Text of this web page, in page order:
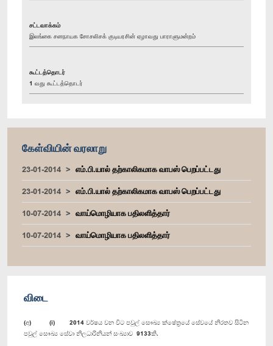
சட்டவாக்கம்
இலங்கை சனநாயக சோசலிசக் குடியரசின் ஏழாவது பாராளுமன்றம்
கூட்டத்தொடர்
1 வது கூட்டத்தொடர்
கேள்வியின் வரலாறு
23-01-2014
எம்.பி.யால் தற்காலிகமாக வாபஸ் பெறப்பட்டது
23-01-2014
எம்.பி.யால் தற்காலிகமாக வாபஸ் பெறப்பட்டது
10-07-2014
வாய்மொழியாக பதிலளித்தார்
10-07-2014
வாய்மொழியாக பதிலளித்தார்
விடை
(අ) (i) 2014 වර්ෂය වන විට පවුල් සෞඛ්‍ය ක්ෂේත්‍රයේ සේවයේ නිරතව සිටින
පවුල් සෞඛ්‍ය සේවා නිලධාරිනියන් සංඛ්‍යාව 9133කි.